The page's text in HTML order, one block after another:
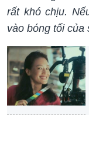
rất khó chịu.
vào bóng tối của